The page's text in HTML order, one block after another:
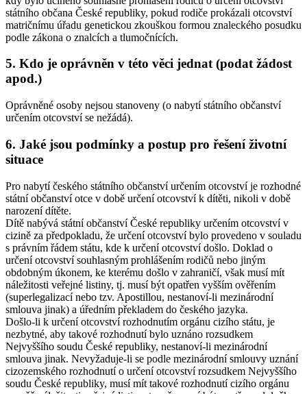
státního občana České republiky, pokud rodiče prokázali otcovství
matričnímu úřadu genetickou zkouškou formou znaleckého posudku
podle zákona o znalcích a tlumočnících.
5. Kdo je oprávněn v této věci jednat (podat žádost
apod.)
Oprávněné osoby nejsou stanoveny (o nabytí státního občanství
určením otcovství se nežádá).
6. Jaké jsou podmínky a postup pro řešení životní
situace
Pro nabytí českého státního občanství určením otcovství je rozhodné
státní občanství otce v době určení otcovství k dítěti, nikoli v době
narození dítěte.
Dítě nabývá státní občanství České republiky určením otcovství v
cizině za předpokladu, že určení otcovství bylo provedeno v souladu
s právním řádem státu, kde k určení otcovství došlo. Doklad o
určení otcovství souhlasným prohlášením rodičů nebo jiným
obdobným úkonem, ke kterému došlo v zahraničí, však musí mít
náležitosti veřejné listiny, tj. musí být opatřen vyšším ověřením
(superlegalizací nebo tzv. Apostillou, nestanoví-li mezinárodní
smlouva jinak) a úředním překladem do českého jazyka.
Došlo-li k určení otcovství rozhodnutím orgánu cizího státu, je
nezbytné, aby takové rozhodnutí bylo uznáno rozsudkem
Nejvyššího soudu České republiky, nestanoví-li mezinárodní
smlouva jinak. Nevyžaduje-li se podle mezinárodní smlouvy uznání
cizozemského rozhodnutí o určení otcovství rozsudkem Nejvyššího
soudu České republiky, musí mít takové rozhodnutí cizího orgánu